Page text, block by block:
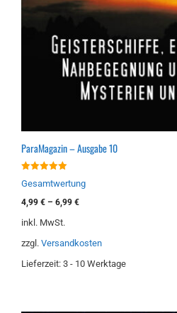
ParaMagazin – Ausgabe 10
von 5
Gesamtwertung
4,99 € – 6,99 €
inkl. MwSt.
zzgl. Versandkosten
Lieferzeit: 3 - 10 Werktage